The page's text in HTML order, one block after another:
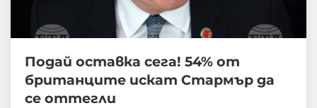
Подай оставка сега! 54% от
британците искат Стармър да
се оттегли